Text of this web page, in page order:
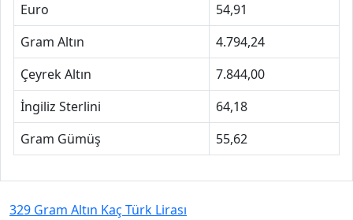
Euro
54,91
Gram Altın
4.794,24
Çeyrek Altın
7.844,00
İngiliz Sterlini
64,18
Gram Gümüş
55,62
329 Gram Altın Kaç Türk Lirası